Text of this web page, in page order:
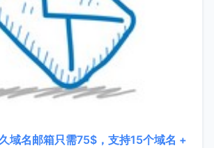
域名邮箱只需75$，支持15个域名 +